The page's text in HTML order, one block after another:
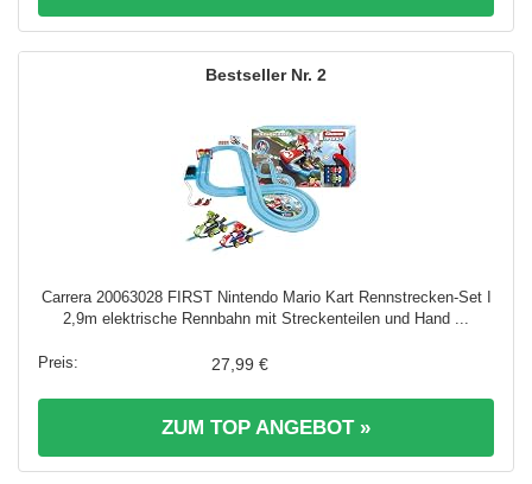
2
Carrera 20063028 FIRST Nintendo Mario Kart Rennstrecken-Set I
2,9m elektrische Rennbahn mit Streckenteilen und Hand ...
27,99 €
ZUM TOP ANGEBOT »